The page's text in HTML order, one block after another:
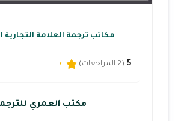
مكاتب ترجمة العلامة التجارية
5 (2 المراجعات)
مكتب العمري